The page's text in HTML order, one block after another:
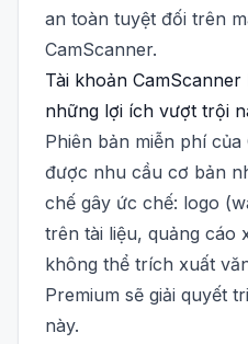
an toàn tuyệt đối trên
CamScanner.
Tài khoản
những lợi ích vượt trội
Phiên bản miễn phí
được nhu cầu cơ bản
chế gây ức chế: logo
trên tài liệu, quảng cáo
không thể trích xuất
Premium sẽ giải quyết
này.